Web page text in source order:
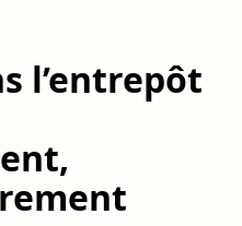
l’entrepôt